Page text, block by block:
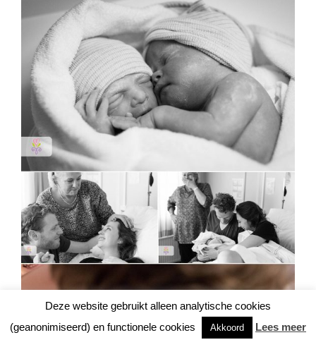
Deze website gebruikt alleen analytische cookies
(geanonimiseerd) en functionele cookies
Akkoord Lees meer